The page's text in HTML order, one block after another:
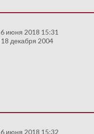
6 июня 2018 15:31
18 декабря 2004
6 июня 2018 15:32